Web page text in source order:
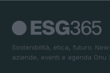
Sostenibilità, etica, futuro.
aziende, eventi e agenda Onu